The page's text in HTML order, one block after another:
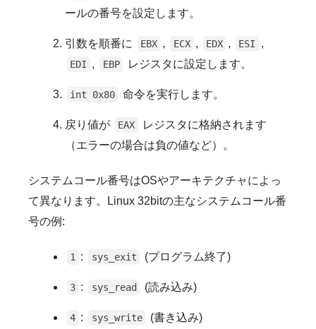
ールの番号を設定します。
引数を順番に EBX , ECX , EDX , ESI ,
EDI , EBP レジスタに設定します。
int 0x80 命令を実行します。
戻り値が EAX
レジスタに格納されます
（エラーの場合は負の値など）。
システムコール番号はOSやアーキテクチャによっ
て異なります。Linux 32bitの主なシステムコール番
号の例:
1 : sys_exit (プログラム終了)
3 : sys_read (読み込み)
4 : sys_write (書き込み)